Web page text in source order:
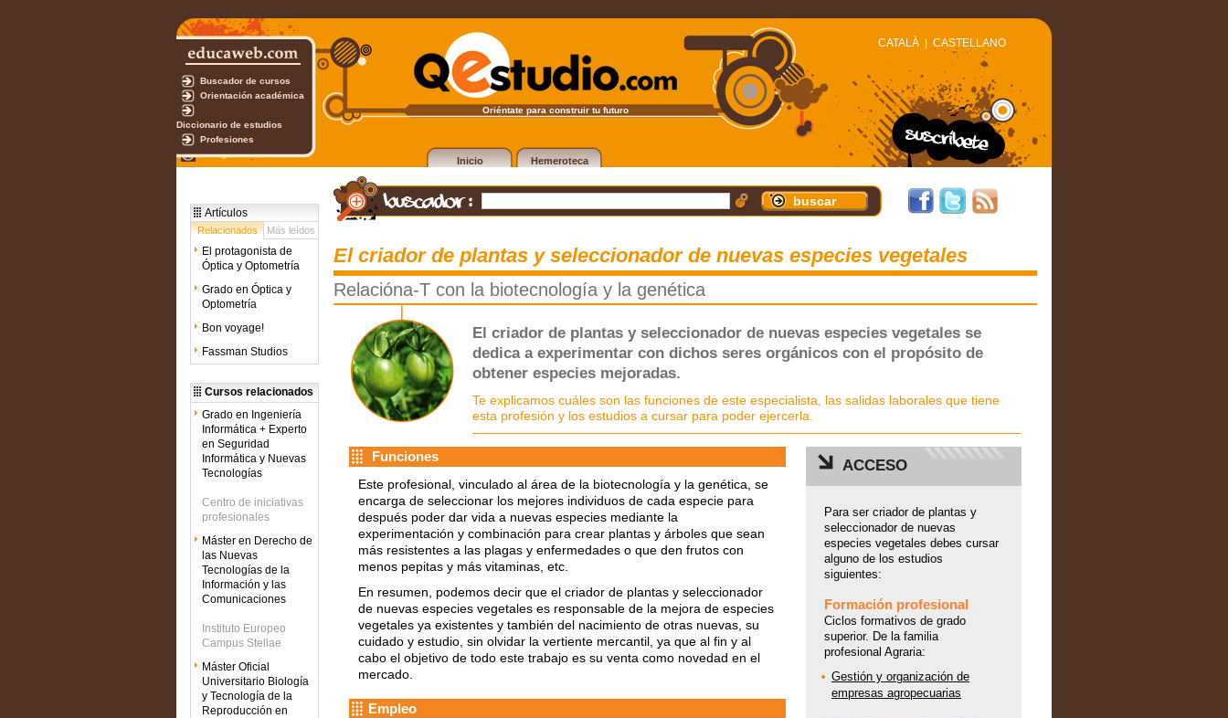
Buscador de cursos
Orientación académica
Diccionario de estudios
Profesiones
Test gratuito
Oriéntate para construir tu futuro
Inicio Hemeroteca
CATALÀ CASTELLANO
Artículos
Relacionados Más leídos
El protagonista de
Óptica y Optometría
Grado en Óptica y
Optometría
Bon voyage!
Fassman Studios
Cursos relacionados
Grado en Ingeniería
Informática + Experto
en Seguridad
Informática y Nuevas
Tecnologías
Centro de iniciativas
profesionales
Máster en Derecho de
las Nuevas
Tecnologías de la
Información y las
Comunicaciones
Instituto Europeo
Campus Stellae
Máster Oficial
Universitario Biología
y Tecnología de la
Reproducción en
El criador de plantas y seleccionador de nuevas especies vegetales
Relacióna-T con la biotecnología y la genética
El criador de plantas y seleccionador de nuevas especies vegetales se
dedica a experimentar con dichos seres orgánicos con el propósito de
obtener especies mejoradas.
Te explicamos cuáles son las funciones de este especialista, las salidas laborales que tiene
esta profesión y los estudios a cursar para poder ejercerla.
Funciones
Este profesional, vinculado al área de la biotecnología y la genética, se
encarga de seleccionar los mejores individuos de cada especie para
después poder dar vida a nuevas especies mediante la
experimentación y combinación para crear plantas y árboles que sean
más resistentes a las plagas y enfermedades o que den frutos con
menos pepitas y más vitaminas, etc.
En resumen, podemos decir que el criador de plantas y seleccionador
de nuevas especies vegetales es responsable de la mejora de especies
vegetales ya existentes y también del nacimiento de otras nuevas, su
cuidado y estudio, sin olvidar la vertiente mercantil, ya que al fin y al
cabo el objetivo de todo este trabajo es su venta como novedad en el
mercado.
Empleo
ACCESO
Para ser criador de plantas y
seleccionador de nuevas
especies vegetales debes cursar
alguno de los estudios
siguientes:
Formación profesional
Ciclos formativos de grado
superior. De la familia
profesional Agraria:
Gestión y organización de
empresas agropecuarias